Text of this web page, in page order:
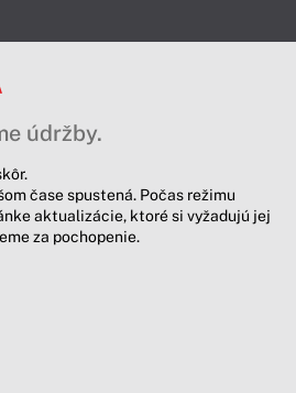
údržby.
čase spustená. Počas režimu
aktualizácie, ktoré si vyžadujú jej
za pochopenie.